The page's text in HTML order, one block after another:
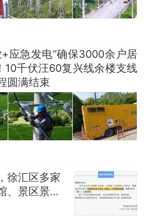
+应急发电”确保3000余户居
10千伏汪60复兴线余楼支线
圆满结束
徐汇区多家
、景区景
或时间调整